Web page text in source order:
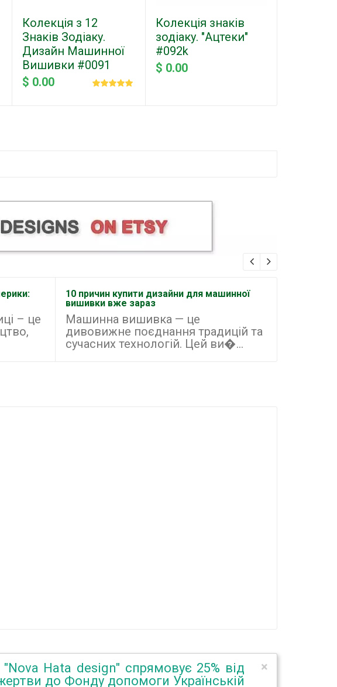
Колекція з 12
Знаків Зодіаку.
Дизайн Машинної
Вишивки #0091
$ 0.00
Колекція знаків
зодіаку. "Ацтеки"
#092k
$ 0.00
– це
10 причин купити дизайни для машинної
вишивки вже зараз
Машинна вишивка — це
дивовижне поєднання традицій та
сучасних технологій. Цей ви�...
Hata design" спрямовує 25% від
до Фонду допомоги Українській
×